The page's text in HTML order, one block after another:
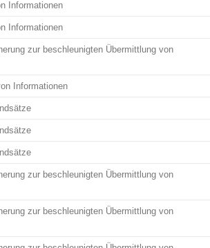
Informationen
Informationen
zur beschleunigten Übermittlung von
Informationen
zur beschleunigten Übermittlung von
zur beschleunigten Übermittlung von